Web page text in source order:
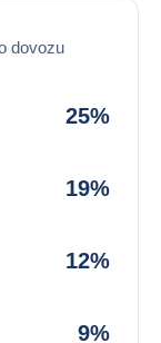
dovozu
25%
19%
12%
9%